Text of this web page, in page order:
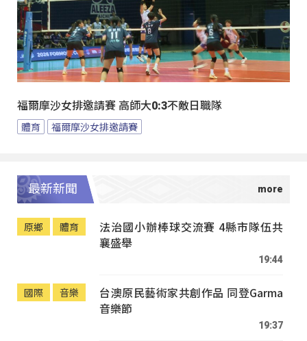
福爾摩沙女排邀請賽 高師大0:3不敵日職隊
體育 福爾摩沙女排邀請賽
最新新聞
原鄉 體育
法治國小辦棒球交流賽 4縣市隊伍共
襄盛舉
19:44
國際 音樂
台澳原民藝術家共創作品 同登Garma
音樂節
19:37